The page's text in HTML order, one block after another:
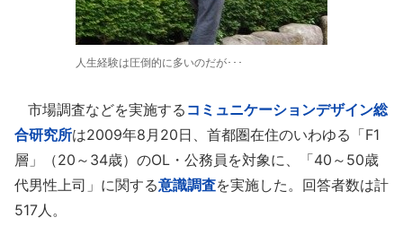
人生経験は圧倒的に多いのだが･･･
市場調査などを実施する コミュニケーションデザイン総
合研究所は2009年8月20日、首都圏在住のいわゆる「F1
層」（20～34歳）のOL・公務員を対象に、「40～50歳
代男性上司」に関する意識調査を実施した。回答者数は計
517人。